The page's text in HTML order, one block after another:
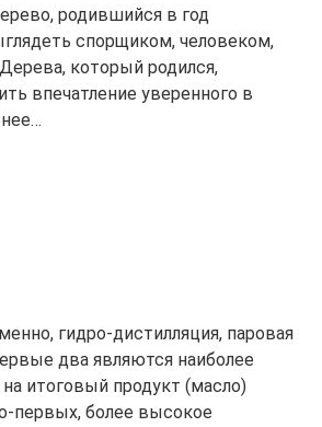
родившийся в год
спорщиком, человеком,
который родился,
впечатление уверенного в
гидро-дистилляция, паровая
два являются наиболее
итоговый продукт (масло)
первых, более высокое